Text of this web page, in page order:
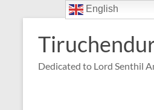
Dedicated to Lord Senthil
English